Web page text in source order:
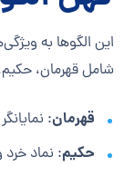
این الگوها به
شامل قهرمان،
قهرمان:
حکیم: نماد